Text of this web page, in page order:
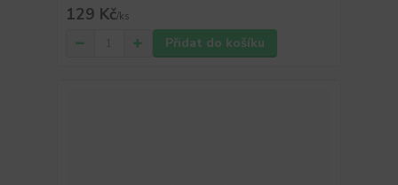
129 Kč/ks
Přidat do košíku